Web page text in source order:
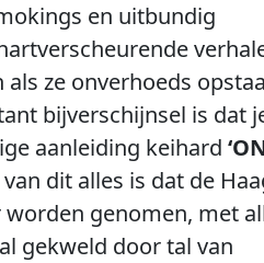
en uitbundig
ze onverhoeds
bijverschijnsel is dat
aanleiding keihard
dit alles is dat de
genomen, met
gekweld door tal van